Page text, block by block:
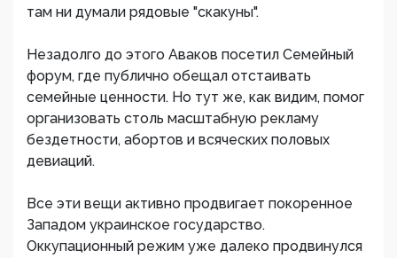
там ни думали рядовые "скакуны".
Незадолго до этого Аваков посетил Семейный
форум, где публично обещал отстаивать
семейные ценности. Но тут же, как видим, помог
организовать столь масштабную рекламу
бездетности, абортов и всяческих половых
девиаций.
Все эти вещи активно продвигает покоренное
Западом украинское государство.
Оккупационный режим уже далеко продвинулся